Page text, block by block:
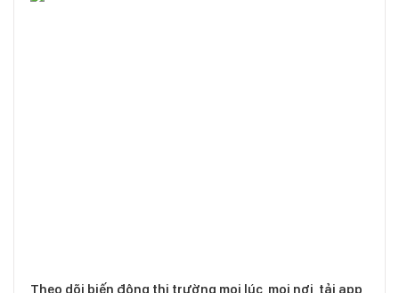
Theo dõi biến động thị trường mọi lúc, mọi nơi, tải app